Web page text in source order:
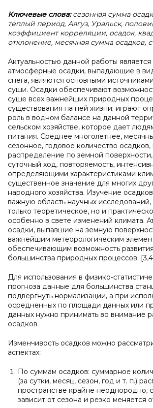
Ключевые слова:сезонная сумма
теплый период, Аягуз, Уральск,
коэффициент корреляции, осадок,
отклонение, месячная сумма осадков,
Актуальностью данной работы является
атмосферные осадки, выпадающие в
снега, являются основными
суши. Осадки обеспечивают
суше всех важнейших природных
существования на ней жизни; играют
роль в водном балансе на данной
сельском хозяйстве, которое дает
питания. Среднее многолетнее,
сезонное, годовое количество осадков,
распределение по земной
суточный ход, повторяемость,
определяющими характеристиками
существенное значение для многих
народного хозяйства. Изучение
важную область научных
только теоретическое, но и
особенно в свете изменений климата.
осадки, выпавшие на земную
важнейшим метеорологическим
обеспечивающим возможность
большинства природных процессов.
Для использования в физико-
прогноза данные для большинства
подвергнуть нормализации, а при
осредненных по площади данных или
данных нужно принимать во внимание
осадков.
Изменчивость осадков можно
аспектах:
По суммам осадков: суммарное
(за сутки, месяц, сезон, год и т. п.)
пространстве крайне неоднородно,
зависит от сезона и резко меняется